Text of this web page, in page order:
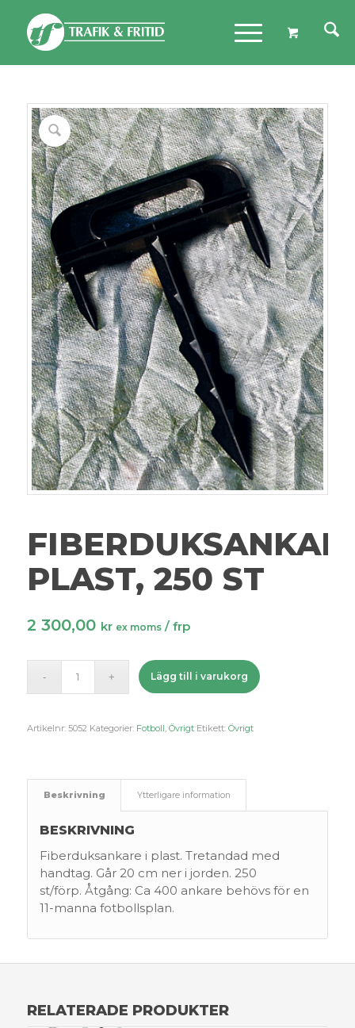
PLAST, 250 ST
2 300,00 kr ex moms / frp
Lägg till i varukorg
Artikelnr: 5052 Kategorier: Fotboll, Övrigt Etikett: Övrigt
Beskrivning Ytterligare information
BESKRIVNING
Fiberduksankare i plast. Tretandad med
handtag. Går 20 cm ner i jorden. 250
st/förp. Åtgång: Ca 400 ankare behövs för en
11-manna fotbollsplan.
RELATERADE PRODUKTER